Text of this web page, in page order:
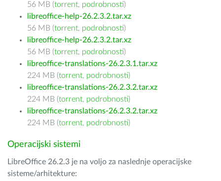
56 MB (torrent, podrobnosti)
libreoffice-help-26.2.3.2.tar.xz
56 MB (torrent, podrobnosti)
libreoffice-help-26.2.3.2.tar.xz
56 MB (torrent, podrobnosti)
libreoffice-translations-26.2.3.1.tar.xz
224 MB (torrent, podrobnosti)
libreoffice-translations-26.2.3.2.tar.xz
224 MB (torrent, podrobnosti)
libreoffice-translations-26.2.3.2.tar.xz
224 MB (torrent, podrobnosti)
Operacijski sistemi
LibreOffice 26.2.3 je na voljo za naslednje operacijske
sisteme/arhitekture: